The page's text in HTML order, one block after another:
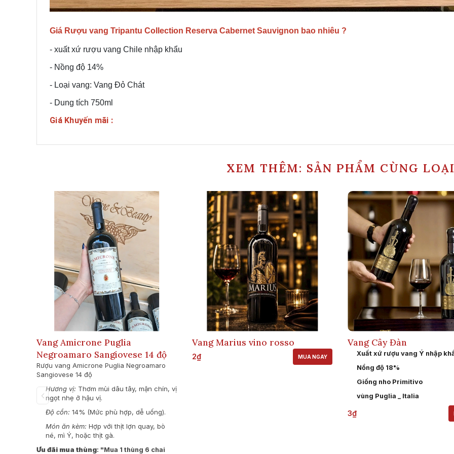
Giá Rượu vang Tripantu Collection Reserva Cabernet Sauvignon bao nhiêu ?
- xuất xứ rượu vang Chile nhập khẩu
- Nồng độ 14%
- Loại vang: Vang Đỏ Chát
- Dung tích 750ml
Giá Khuyến mãi :
XEM THÊM: SẢN PHẨM CÙNG
Vang Amicrone Puglia
Negroamaro Sangiovese 14 độ
Rượu vang Amicrone Puglia Negroamaro
Sangiovese 14 độ
Hương vị: Thơm mùi dâu tây, mận chín, vị
ngọt nhẹ ở hậu vị.
Độ cồn: 14% (Mức phù hợp, dễ uống).
Món ăn kèm: Hợp với thịt lợn quay, bò
né, mì Ý, hoặc thịt gà.
Ưu đãi mua thùng: "Mua 1 thùng 6 chai
Vang Marius vino rosso
2₫ MUA NGAY
Vang Cây Đàn
Xuất xứ rượu vang Ý nhập
Nồng độ 18%
Giống nho Primitivo
vùng Puglia _ Italia
3₫